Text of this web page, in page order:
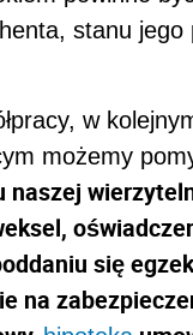
stanu jego
w
możemy
naszej
się
na